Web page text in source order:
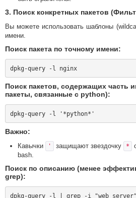
3. Поиск конкретных пакетов
Вы можете использовать шаблоны
имени.
Поиск пакета по точному имени:
dpkg-query -l nginx
Поиск пакетов, содержащих часть
пакеты, связанные с python):
Важно:
Кавычки ' защищают звездочку *
bash.
Поиск по описанию (менее
grep):